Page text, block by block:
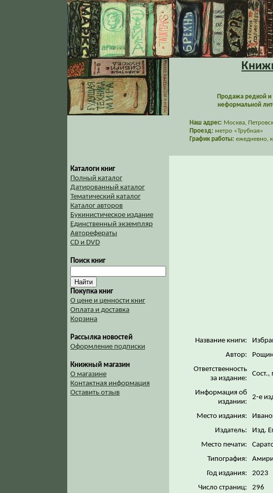
Продажа редкой и
неформальной
Наш адрес: Москва,
Проезд: метро «Трубная»
График работы: ежедневно,
Каталоги книг
Полный каталог
Датированный каталог
Тематический каталог
Каталог авторов
Букинистическое издание
Единственный экземпляр
Авторефераты
CD и DVD
Поиск книг
Покупка книг
О цене и ценности книг
Оплата и доставка
Корзина
Рассылка новостей
Оформление подписки
Книжный магазин
О магазине
Контактная информация
Оставить отзыв
Название книги:
Автор:
Ответственность
за издание:
Сост.,
Информация об
издании:
2-е
Место издания:
Издатель:
Изд.
Место печати:
Типография:
Год издания:
2023
Число страниц:
296